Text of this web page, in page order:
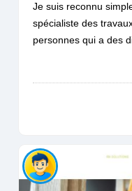
Je suis reconnu
spécialiste des
personnes qui a des